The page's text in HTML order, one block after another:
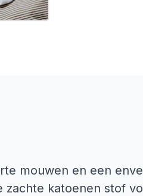
mouwen en een
zachte katoenen stof